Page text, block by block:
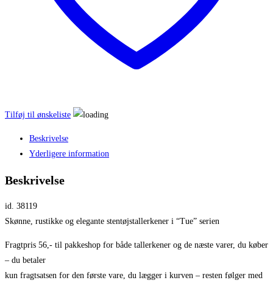
Tilføj til ønskeliste
Beskrivelse
Yderligere information
Beskrivelse
id. 38119
Skønne, rustikke og elegante stentøjstallerkener i “Tue” serien
Fragtpris 56,- til pakkeshop for både tallerkener og de næste varer, du køber
– du betaler
kun fragtsatsen for den første vare, du lægger i kurven – resten følger med